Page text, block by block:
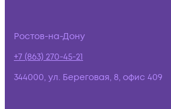
Ростов-на-Дону
+7 (863) 270-45-21
344000, ул. Береговая, 8, офис 409